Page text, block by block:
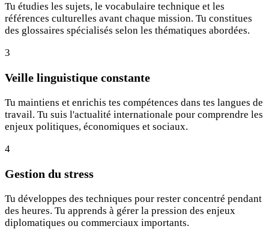
Tu étudies les sujets, le vocabulaire technique et les
références culturelles avant chaque mission. Tu constitues
des glossaires spécialisés selon les thématiques abordées.
3
Veille linguistique constante
Tu maintiens et enrichis tes compétences dans tes langues de
travail. Tu suis l'actualité internationale pour comprendre les
enjeux politiques, économiques et sociaux.
4
Gestion du stress
Tu développes des techniques pour rester concentré pendant
des heures. Tu apprends à gérer la pression des enjeux
diplomatiques ou commerciaux importants.